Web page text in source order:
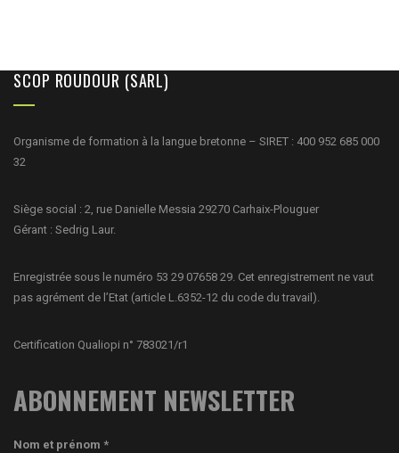
SCOP ROUDOUR (SARL)
Organisme de formation à la langue bretonne – SIRET : 400 952 685 000
32
Siège social : 2, rue Danielle Messia 29270 Carhaix-Plouguer
Gérant : Sedrig Laur.
Enregistrée sous le numéro 53 29 07658 29. Cet enregistrement ne vaut
pas agrément de l’Etat (article L.6352-12 du code du travail).
Certification Qualiopi n° 783021/r1
ABONNEMENT NEWSLETTER
Nom et prénom *